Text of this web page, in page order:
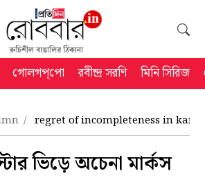
গোলগপ্‌পো রবীন্দ্র সরণি মিনি সিরিজ
regret of incompleteness in karl
ভিড়ে অচেনা মার্কস